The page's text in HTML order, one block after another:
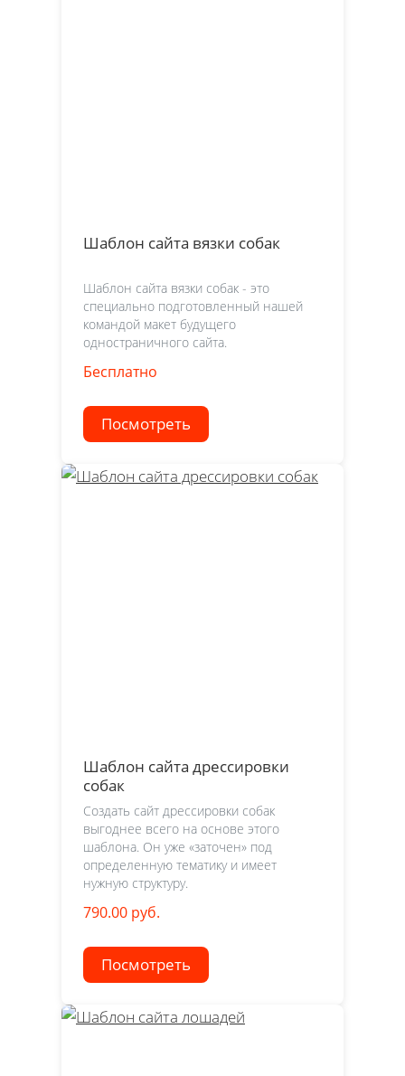
Шаблон сайта вязки собак
Шаблон сайта вязки собак - это
специально подготовленный нашей
командой макет будущего
одностраничного сайта.
Бесплатно
Посмотреть
Шаблон сайта дрессировки
собак
Создать сайт дрессировки собак
выгоднее всего на основе этого
шаблона. Он уже «заточен» под
определенную тематику и имеет
нужную структуру.
790.00 руб.
Посмотреть